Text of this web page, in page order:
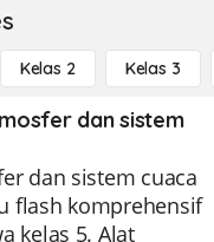
Kelas 2 Kelas 3
dan sistem
dan sistem cuaca
flash komprehensif
kelas 5. Alat